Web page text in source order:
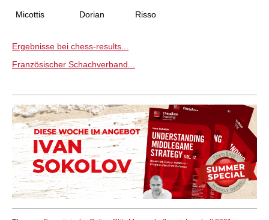
Micottis Dorian Risso
Ergebnisse bei chess-results...
Französischer Schachverband...